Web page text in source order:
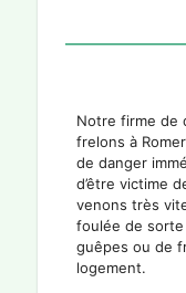
Notre firme de
frelons à
de danger
d’être victime
venons très
foulée de sorte
guêpes ou de
logement.